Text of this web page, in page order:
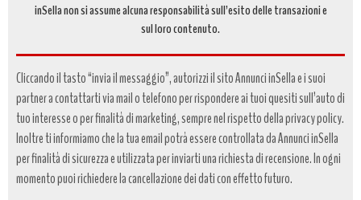
inSella non si assume alcuna responsabilità sull’esito delle transazioni e
sul loro contenuto.
Cliccando il tasto “invia il messaggio”, autorizzi il sito Annunci inSella e i suoi
partner a contattarti via mail o telefono per rispondere ai tuoi quesiti sull’auto di
tuo interesse o per finalità di marketing, sempre nel rispetto della privacy policy.
Inoltre ti informiamo che la tua email potrà essere controllata da Annunci inSella
per finalità di sicurezza e utilizzata per inviarti una richiesta di recensione. In ogni
momento puoi richiedere la cancellazione dei dati con effetto futuro.